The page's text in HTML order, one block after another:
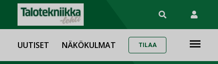
UUTISET NÄKÖKULMAT TILAA